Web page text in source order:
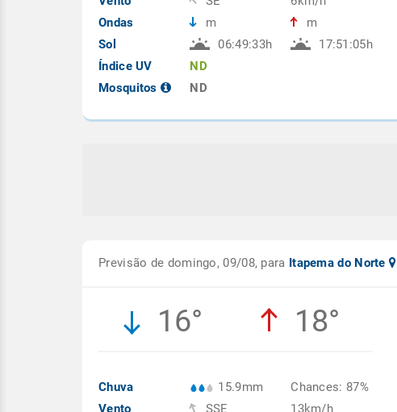
Ondas
Sol
Índice UV
Mosquitos
m
06:49:33h
ND
ND
m
17:51:05h
Previsão de domingo, 09/08, para Itapema do Norte
16° 18°
Chuva
Vento
15.9mm
SSE
Chances: 87%
13km/h